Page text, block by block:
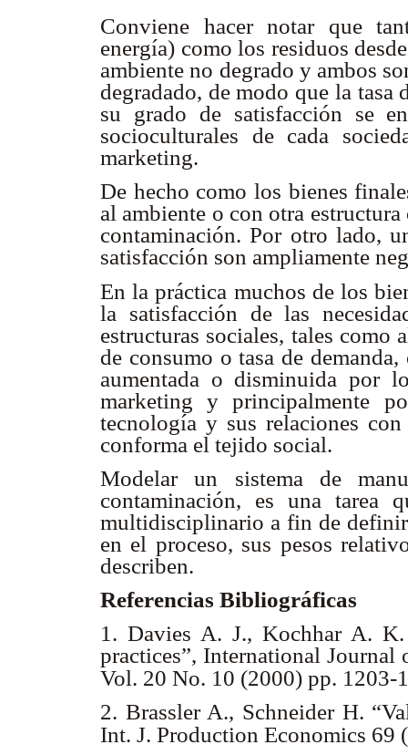
Conviene hacer notar que
energía) como los residuos
ambiente no degrado y ambos
degradado, de modo que la tasa
su grado de satisfacción se
socioculturales de cada
marketing.
De hecho como los bienes
al ambiente o con otra
contaminación. Por otro lado,
satisfacción son ampliamente
En la práctica muchos de los
la satisfacción de las
estructuras sociales, tales
de consumo o tasa de
aumentada o disminuida por
marketing y principalmente
tecnología y sus relaciones
conforma el tejido social.
Modelar un sistema de
contaminación, es una tarea
multidisciplinario a fin de
en el proceso, sus pesos
describen.
Referencias Bibliográficas
1. Davies A. J., Kochhar A.
practices”, International
Vol. 20 No. 10 (2000) pp. 1203-
2. Brassler A., Schneider H.
Int. J. Production Economics 69